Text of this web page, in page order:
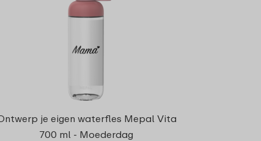
je eigen waterfles Mepal Vita
700 ml - Moederdag